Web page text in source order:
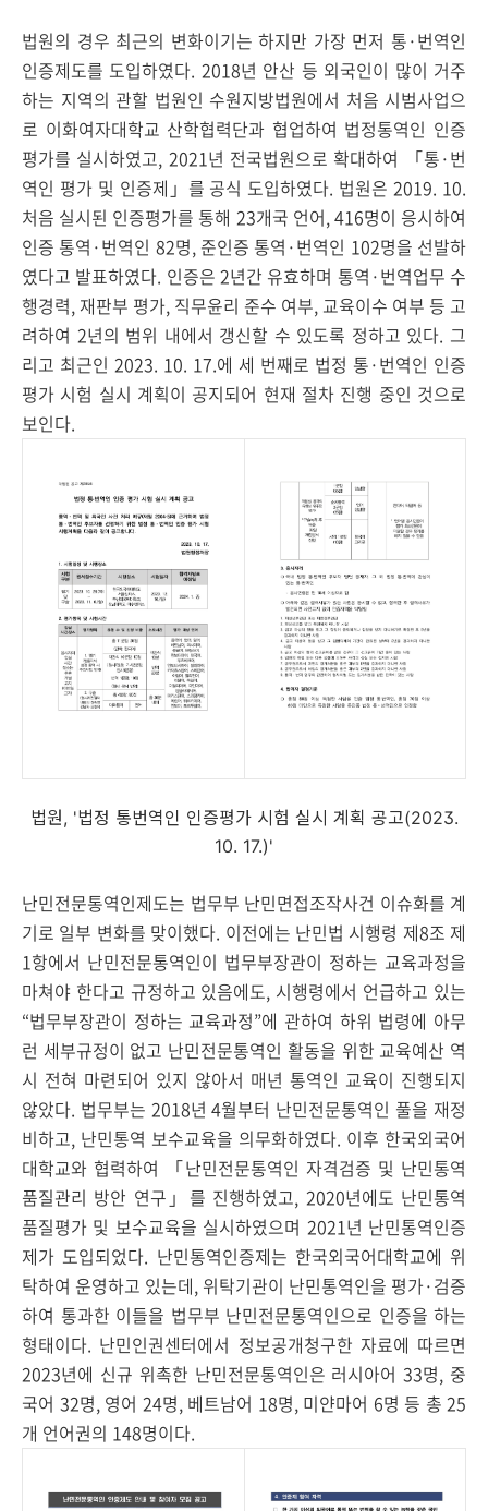
법원의 경우 최근의 변화이기는 하지만 가장 먼저 통·번역인
인증제도를 도입하였다. 2018년 안산 등 외국인이 많이 거주
하는 지역의 관할 법원인 수원지방법원에서 처음 시범사업으
로 이화여자대학교 산학협력단과 협업하여 법정통역인 인증
평가를 실시하였고, 2021년 전국법원으로 확대하여 「통·번
역인 평가 및 인증제」를 공식 도입하였다. 법원은 2019. 10.
처음 실시된 인증평가를 통해 23개국 언어, 416명이 응시하여
인증 통역·번역인 82명, 준인증 통역·번역인 102명을 선발하
였다고 발표하였다. 인증은 2년간 유효하며 통역·번역업무 수
행경력, 재판부 평가, 직무윤리 준수 여부, 교육이수 여부 등 고
려하여 2년의 범위 내에서 갱신할 수 있도록 정하고 있다. 그
리고 최근인 2023. 10. 17.에 세 번째로 법정 통·번역인 인증
평가 시험 실시 계획이 공지되어 현재 절차 진행 중인 것으로
보인다.
법원, '법정 통번역인 인증평가 시험 실시 계획 공고(2023.
10. 17.)'
난민전문통역인제도는 법무부 난민면접조작사건 이슈화를 계
기로 일부 변화를 맞이했다. 이전에는 난민법 시행령 제8조 제
1항에서 난민전문통역인이 법무부장관이 정하는 교육과정을
마쳐야 한다고 규정하고 있음에도, 시행령에서 언급하고 있는
“법무부장관이 정하는 교육과정”에 관하여 하위 법령에 아무
런 세부규정이 없고 난민전문통역인 활동을 위한 교육예산 역
시 전혀 마련되어 있지 않아서 매년 통역인 교육이 진행되지
않았다. 법무부는 2018년 4월부터 난민전문통역인 풀을 재정
비하고, 난민통역 보수교육을 의무화하였다. 이후 한국외국어
대학교와 협력하여 「난민전문통역인 자격검증 및 난민통역
품질관리 방안 연구」를 진행하였고, 2020년에도 난민통역
품질평가 및 보수교육을 실시하였으며 2021년 난민통역인증
제가 도입되었다. 난민통역인증제는 한국외국어대학교에 위
탁하여 운영하고 있는데, 위탁기관이 난민통역인을 평가·검증
하여 통과한 이들을 법무부 난민전문통역인으로 인증을 하는
형태이다. 난민인권센터에서 정보공개청구한 자료에 따르면
2023년에 신규 위촉한 난민전문통역인은 러시아어 33명, 중
국어 32명, 영어 24명, 베트남어 18명, 미얀마어 6명 등 총 25
개 언어권의 148명이다.